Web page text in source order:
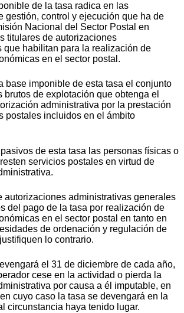
de la tasa radica en las
gestión, control y ejecución que ha de
Nacional del Sector Postal en
titulares de autorizaciones
que habilitan para la realización de
en el sector postal.
base imponible de esta tasa el conjunto
brutos de explotación que obtenga el
administrativa por la prestación
postales incluidos en el ámbito
de esta tasa las personas físicas o
servicios postales en virtud de
autorizaciones administrativas generales
del pago de la tasa por realización de
en el sector postal en tanto en
de ordenación y regulación de
lo contrario.
el 31 de diciembre de cada año,
cese en la actividad o pierda la
por causa a él imputable, en
cuyo caso la tasa se devengará en la
circunstancia haya tenido lugar.